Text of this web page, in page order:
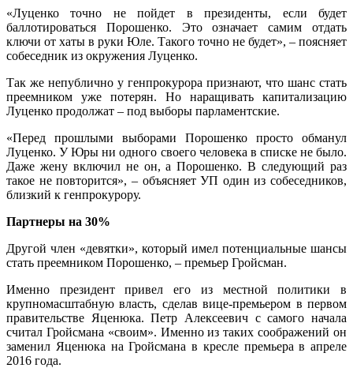
«Луценко точно не пойдет в президенты, если будет
баллотироваться Порошенко. Это означает самим отдать
ключи от хаты в руки Юле. Такого точно не будет», – поясняет
собеседник из окружения Луценко.
Так же непублично у генпрокурора признают, что шанс стать
преемником уже потерян. Но наращивать капитализацию
Луценко продолжат – под выборы парламентские.
«Перед прошлыми выборами Порошенко просто обманул
Луценко. У Юры ни одного своего человека в списке не было.
Даже жену включил не он, а Порошенко. В следующий раз
такое не повторится», – объясняет УП один из собеседников,
близкий к генпрокурору.
Партнеры на 30%
Другой член «девятки», который имел потенциальные шансы
стать преемником Порошенко, – премьер Гройсман.
Именно президент привел его из местной политики в
крупномасштабную власть, сделав вице-премьером в первом
правительстве Яценюка. Петр Алексеевич с самого начала
считал Гройсмана «своим». Именно из таких соображений он
заменил Яценюка на Гройсмана в кресле премьера в апреле
2016 года.